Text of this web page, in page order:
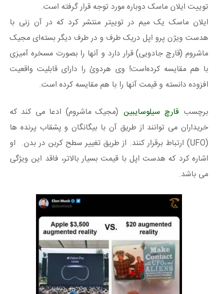
توییت ایلان ماسک دوباره مورد توجه قرار گرفته است.
ایلان ماسک یک میم در توییتر منتشر کرد که در آن زنی با
هدست ویژن پرو اپل دریک طرف و در طرف دیگر بسته‌ای مجیک
ماشروم (قارچ جادویی) قرار دارد و آنها را بصورت مسخره آمیزی
با هم مقایسه کرده‌است! وی هردوئ را دارای قابلیت واقعیت
افزوده دانسته و قیمت آنها را با هم مقایسه کرده است.
برچسب قارچ سیلوسایبین (مجیک ماشروم) ادعا می کند که
خریداران می توانند از طریق آن با بیگانگان و پشقاب پرنده ها
(UFO) ارتباط برقرار کنند. از طریق تغییر سطح کربن در بدن. او
اشاره کرد که هدست اپل با قیمت بسیار بالاتر، فاقد این ویژگی
می باشد.